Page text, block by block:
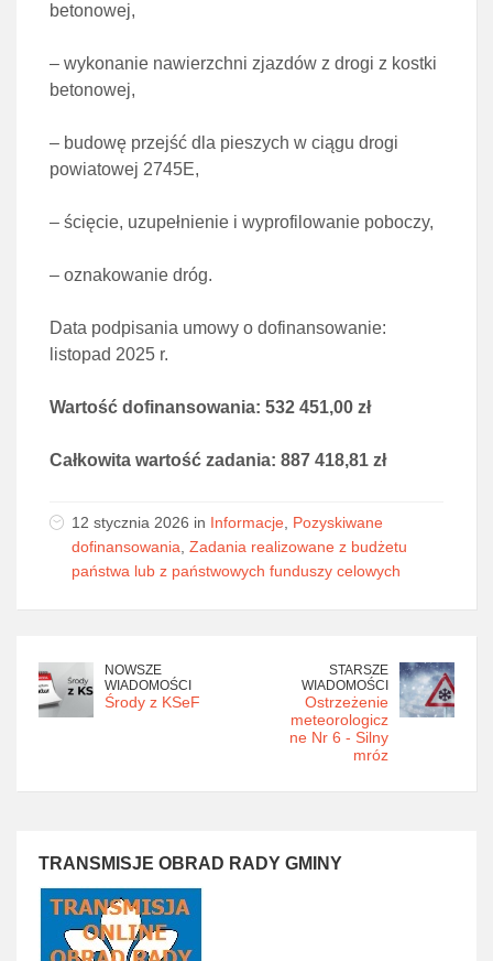
betonowej,
– wykonanie nawierzchni zjazdów z drogi z kostki
betonowej,
– budowę przejść dla pieszych w ciągu drogi
powiatowej 2745E,
– ścięcie, uzupełnienie i wyprofilowanie poboczy,
– oznakowanie dróg.
Data podpisania umowy o dofinansowanie:
listopad 2025 r.
Wartość dofinansowania: 532 451,00 zł
Całkowita wartość zadania: 887 418,81 zł
12 stycznia 2026 in Informacje Pozyskiwane
dofinansowania Zadania realizowane z budżetu
państwa lub z państwowych funduszy celowych
NOWSZE
WIADOMOŚCI
Środy z KSeF
STARSZE
WIADOMOŚCI
Ostrzeżenie
meteorologicz
ne Nr 6 - Silny
mróz
TRANSMISJE OBRAD RADY GMINY